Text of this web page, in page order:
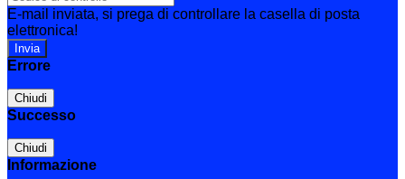
E-mail inviata, si prega di controllare la casella di posta
elettronica!
Errore
Chiudi
Successo
Chiudi
Informazione